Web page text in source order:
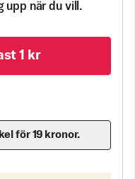
upp när du vill.
1 kr
för 19 kronor.